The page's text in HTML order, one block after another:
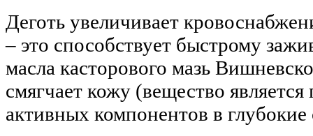
Деготь увеличивает
– это способствует быстрому
масла касторового мазь
смягчает кожу (вещество
активных компонентов в